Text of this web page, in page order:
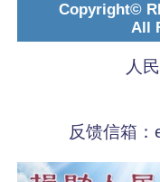
Copyright©
All
人
反馈信箱：